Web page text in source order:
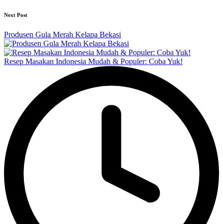
Next Post
Produsen Gula Merah Kelapa Bekasi
Resep Masakan Indonesia Mudah & Populer: Coba Yuk!